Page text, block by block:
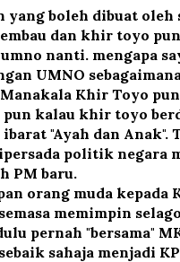
yang boleh dibuat
dan khir toyo
umno nanti. mengapa
UMNO
Manakala Khir Toyo
kalau khir toyo
"Ayah dan Anak".
politik negara
PM baru.
orang muda
memimpin
pernah "bersama"
sahaja menjadi